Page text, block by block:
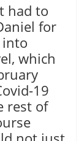
had to
for
into
which
19
rest of